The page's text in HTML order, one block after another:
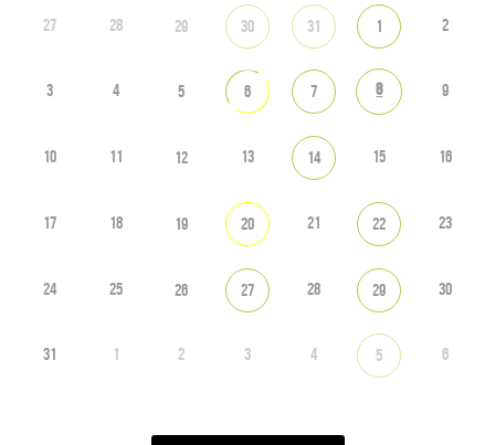
27 28 29 30 31 1 2
3 4 5 6 7 8 9
10 11 12 13 14 15 16
17 18 19 20 21 22 23
24 25 26 27 28 29 30
31 1 2 3 4 5 6